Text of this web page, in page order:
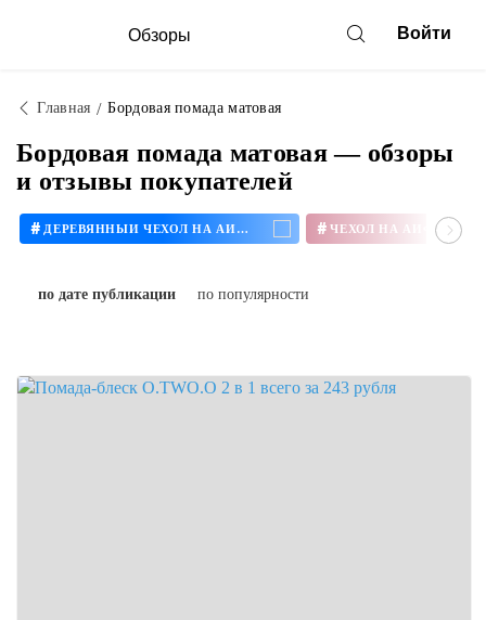
Обзоры Войти
Главная Бордовая помада матовая
Бордовая помада матовая — обзоры
и отзывы покупателей
# ДЕРЕВЯННЫЙ ЧЕХОЛ НА АЙФОН # ЧЕХОЛ НА АЙФОН 11
по дате публикации по популярности